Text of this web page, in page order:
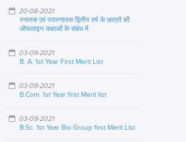
20-08-2021
स्नातक एवं परास्नातक द्वितीय वर्ष के छात्रों की
ऑफलाइन कक्षाओं के संबंध में
03-09-2021
B. A. 1st Year First Merit List
03-09-2021
B.Com. 1st Year first Merit list
03-09-2021
B.Sc. 1st Year Bio Group first Merit List